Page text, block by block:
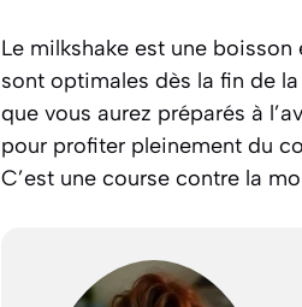
Le milkshake est une
sont optimales dès la fin de
que vous aurez préparés à
pour profiter pleinement du
C’est une course contre la